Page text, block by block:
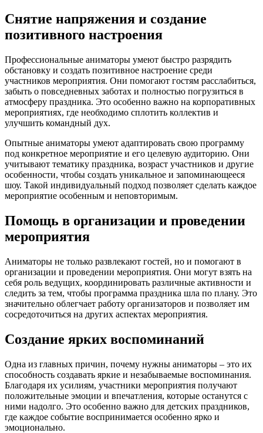
Снятие напряжения и создание
позитивного настроения
Профессиональные аниматоры умеют быстро разрядить
обстановку и создать позитивное настроение среди
участников мероприятия. Они помогают гостям расслабиться,
забыть о повседневных заботах и полностью погрузиться в
атмосферу праздника. Это особенно важно на корпоративных
мероприятиях, где необходимо сплотить коллектив и
улучшить командный дух.
Опытные аниматоры умеют адаптировать свою программу
под конкретное мероприятие и его целевую аудиторию. Они
учитывают тематику праздника, возраст участников и другие
особенности, чтобы создать уникальное и запоминающееся
шоу. Такой индивидуальный подход позволяет сделать каждое
мероприятие особенным и неповторимым.
Помощь в организации и проведении
мероприятия
Аниматоры не только развлекают гостей, но и помогают в
организации и проведении мероприятия. Они могут взять на
себя роль ведущих, координировать различные активности и
следить за тем, чтобы программа праздника шла по плану. Это
значительно облегчает работу организаторов и позволяет им
сосредоточиться на других аспектах мероприятия.
Создание ярких воспоминаний
Одна из главных причин, почему нужны аниматоры – это их
способность создавать яркие и незабываемые воспоминания.
Благодаря их усилиям, участники мероприятия получают
положительные эмоции и впечатления, которые останутся с
ними надолго. Это особенно важно для детских праздников,
где каждое событие воспринимается особенно ярко и
эмоционально.